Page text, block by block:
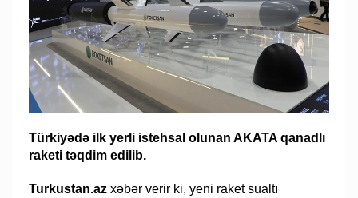
Türkiyədə ilk yerli istehsal olunan AKATA qanadlı
raketi təqdim edilib.
Turkustan.az xəbər verir ki, yeni raket sualtı